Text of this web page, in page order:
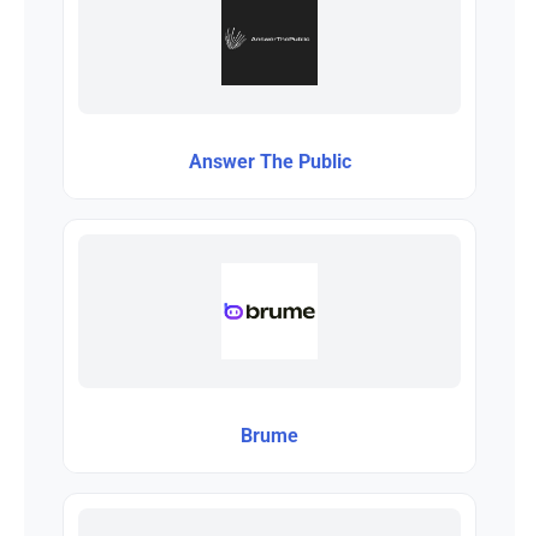
Answer The Public
Brume